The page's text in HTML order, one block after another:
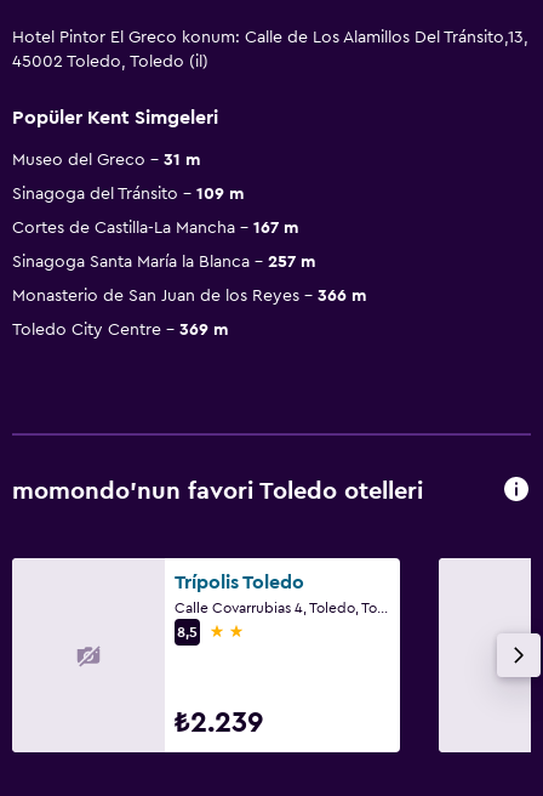
Hotel Pintor El Greco konum: Calle de Los Alamillos Del Tránsito,13,
45002 Toledo, Toledo (il)
Popüler Kent Simgeleri
Museo del Greco
31 m
Sinagoga del Tránsito
109 m
Cortes de Castilla-La Mancha
167 m
Sinagoga Santa María la Blanca
257 m
Monasterio de San Juan de los Reyes
366 m
Toledo City Centre
369 m
momondo'nun favori Toledo otelleri
Trípolis Toledo
8,5
2 yıldız
₺2.239